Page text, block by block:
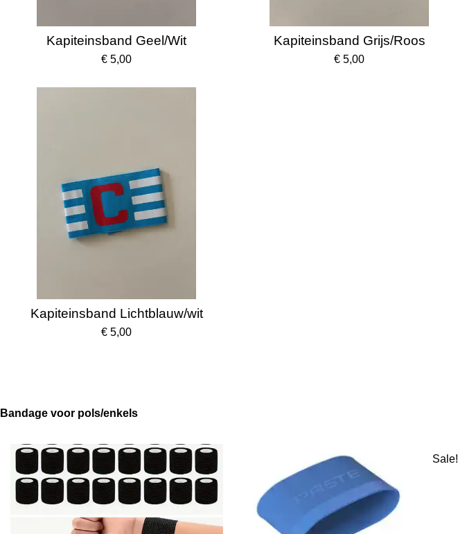
Kapiteinsband Geel/Wit
€ 5,00
Kapiteinsband Grijs/Roos
€ 5,00
Kapiteinsband Lichtblauw/wit
€ 5,00
Bandage voor pols/enkels
Sale!